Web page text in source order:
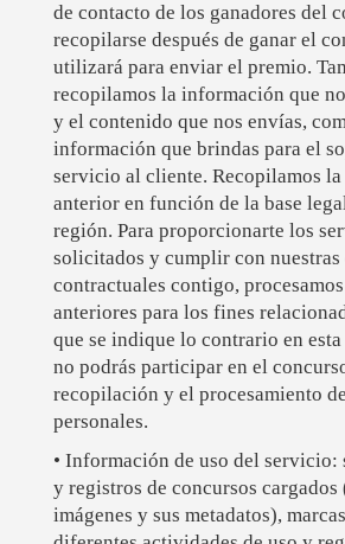
de contacto de los ganadores del
recopilarse después de ganar el
utilizará para enviar el premio.
recopilamos la información que
y el contenido que nos envías,
información que brindas para el
servicio al cliente. Recopilamos
anterior en función de la base
región. Para proporcionarte los
solicitados y cumplir con
contractuales contigo,
anteriores para los fines
que se indique lo contrario en
no podrás participar en el
recopilación y el procesamiento
personales.
• Información de uso del servicio:
y registros de concursos
imágenes y sus metadatos),